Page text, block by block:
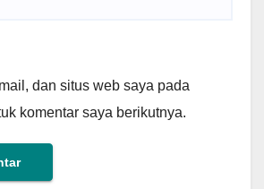
dan situs web saya pada
komentar saya berikutnya.